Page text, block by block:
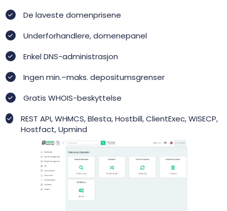
De laveste domenprisene
Underforhandlere, domenepanel
Enkel DNS-administrasjon
Ingen min.–maks. depositumsgrenser
Gratis WHOIS-beskyttelse
REST API, WHMCS, Blesta, Hostbill, ClientExec, WISECP,
Hostfact, Upmind